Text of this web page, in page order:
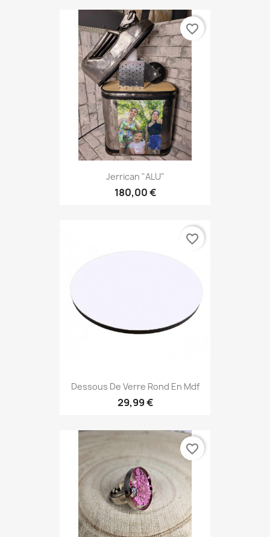
Jerrican "ALU"
180,00 €
favorite_border
Dessous De Verre Rond En Mdf
29,99 €
favorite_border
favorite_border